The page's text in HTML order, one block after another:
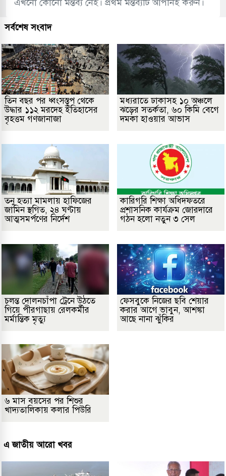
এখনো কোনো মন্তব্য নেই। প্রথম মন্তব্যটি আপনিই করুন।
সর্বশেষ সংবাদ
তিন বছর পর ধ্বংসস্তূপ থেকে
উদ্ধার ১১২ মরদেহ ইতিহাসের
বৃহত্তম গণজানাজা
মধ্যরাতে ঢাকাসহ ১০ অঞ্চলে
ঝড়ের সতর্কতা, ৬০ কিমি বেগে
দমকা হাওয়ার আভাস
তনু হত্যা মামলায় হাফিজের
জামিন স্থগিত, ২৪ ঘণ্টায়
আত্মসমর্পণের নির্দেশ
কারিগরি শিক্ষা অধিদফতরে
প্রশাসনিক কার্যক্রম জোরদারে
গঠন হলো নতুন ৩ সেল
চলন্ত দোলনচাঁপা ট্রেনে উঠতে
গিয়ে পীরগাছায় রেলকর্মীর
মর্মান্তিক মৃত্যু
ফেসবুকে নিজের ছবি শেয়ার
করার আগে ভাবুন, আশঙ্কা
আছে নানা ঝুঁকির
৬ মাস বয়সের পর শিশুর
খাদ্যতালিকায় কলার পিউরি
এ জাতীয় আরো খবর